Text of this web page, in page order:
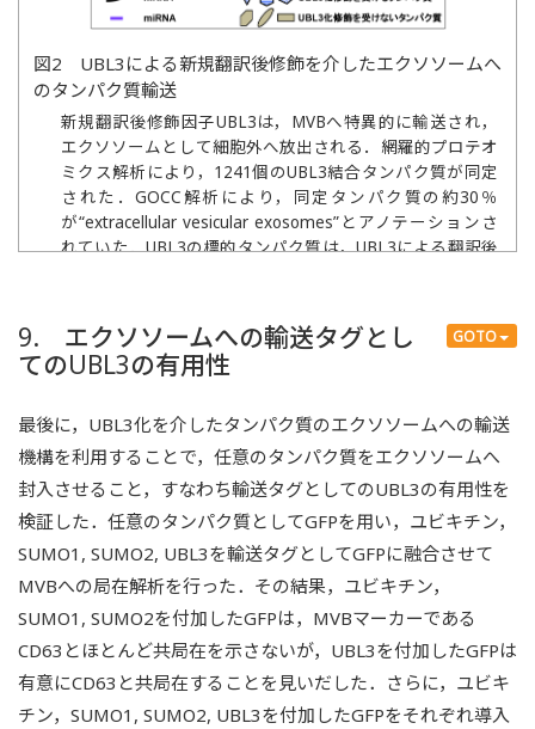
図2 UBL3による新規翻訳後修飾を介したエクソソームへ
のタンパク質輸送
新規翻訳後修飾因子UBL3は，MVBへ特異的に輸送され，
エクソソームとして細胞外へ放出される．網羅的プロテオ
ミクス解析により，1241個のUBL3結合タンパク質が同定
された．GOCC解析により，同定タンパク質の約30％
が“extracellular vesicular exosomes”とアノテーションさ
れていた．UBL3の標的タンパク質は，UBL3による翻訳後
GOTO
9. エクソソームへの輸送タグとし
てのUBL3の有用性
最後に，UBL3化を介したタンパク質のエクソソームへの輸送
機構を利用することで，任意のタンパク質をエクソソームへ
封入させること，すなわち輸送タグとしてのUBL3の有用性を
検証した．任意のタンパク質としてGFPを用い，ユビキチン，
SUMO1, SUMO2, UBL3を輸送タグとしてGFPに融合させて
MVBへの局在解析を行った．その結果，ユビキチン，
SUMO1, SUMO2を付加したGFPは，MVBマーカーである
CD63とほとんど共局在を示さないが，UBL3を付加したGFPは
有意にCD63と共局在することを見いだした．さらに，ユビキ
チン，SUMO1, SUMO2, UBL3を付加したGFPをそれぞれ導入